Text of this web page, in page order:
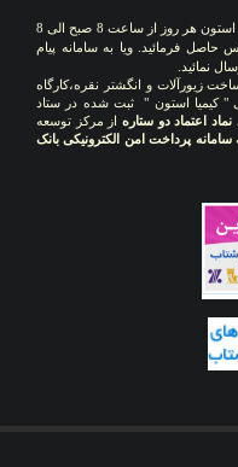
برای تماس با کارگاه صنایع دستی و فروشگاه کیمیا استون هر روز از ساعت 8 صبح الی 8
حاصل فرمائید. ویا به سامانه پیام
نمائید.
زیورآلات و انگشتر نقره،کارگاه
" کیمیا استون " ثبت شده در ستاد
نماد اعتماد دو ستاره از مرکز توسعه
سامانه پرداخت امن الکترونیکی بانک